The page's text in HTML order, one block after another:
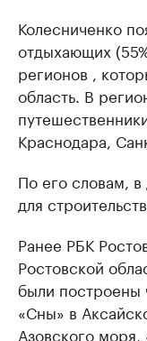
Колесниченко
отдыхающих
регионов ,
область. В
Краснодара,
По его словам,
для
Ранее РБК
Ростовской
были построены
«Сны» в
Азовского